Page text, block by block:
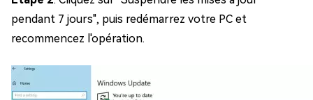
pendant 7 jours", puis redémarrez votre PC et
recommencez l'opération.